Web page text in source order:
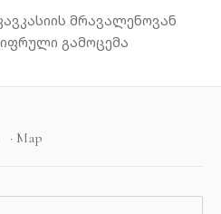
მრავალენოვან
გამოცემა
· Map